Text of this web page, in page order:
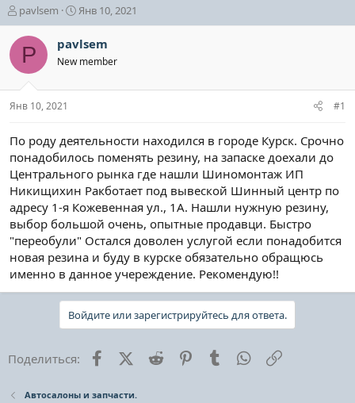
А
в
т
р
е
м
pavlsem
Д
а
т
а
н
ч
а
Янв 10, 2021
P pavlsem
New member
Янв 10, 2021 #1
По роду деятельности находился в городе Курск. Срочно
понадобилось поменять резину, на запаске доехали до
Центрального рынка где нашли Шиномонтаж ИП
Никищихин Ракботает под вывеской Шинный центр по
адресу 1-я Кожевенная ул., 1А. Нашли нужную резину,
выбор большой очень, опытные продавци. Быстро
"переобули" Остался доволен услугой если понадобится
новая резина и буду в курске обязательно обращюсь
именно в данное учереждение. Рекомендую!!
Войдите или зарегистрируйтесь для ответа.
Поделиться: FacebookX (Twitter)
Reddit PinterestTumblr WhatsApp
Автосалоны и запчасти.